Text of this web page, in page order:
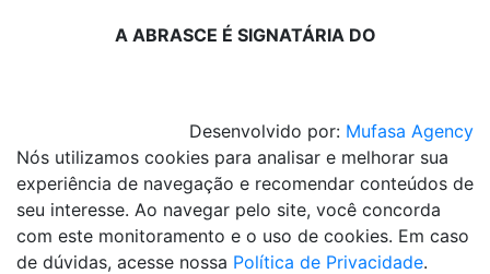
A ABRASCE É SIGNATÁRIA DO
Desenvolvido por: Mufasa Agency
Nós utilizamos cookies para analisar e melhorar sua
experiência de navegação e recomendar conteúdos de
seu interesse. Ao navegar pelo site, você concorda
com este monitoramento e o uso de cookies. Em caso
de dúvidas, acesse nossa Política de Privacidade.